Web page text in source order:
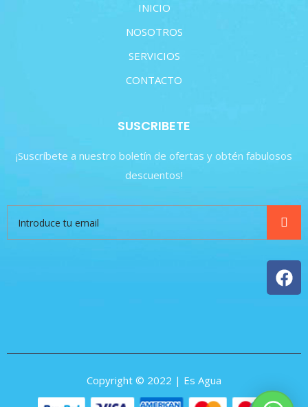
INICIO
NOSOTROS
SERVICIOS
CONTACTO
SUSCRIBETE
¡Suscríbete a nuestro boletín de ofertas y obtén fabulosos
descuentos!
Copyright © 2022 | Es Agua